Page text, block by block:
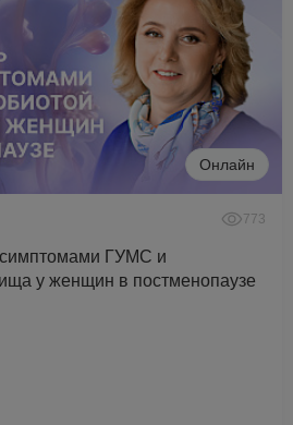
Онлайн
773
ГУМС и
у женщин в постменопаузе